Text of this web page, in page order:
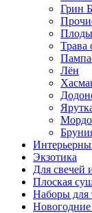
Грин
Плоды
Трава
Лён
Экзотика
Для свечей
Плоская
Наборы для